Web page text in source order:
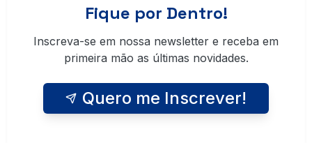
Fique por Dentro!
Inscreva-se em nossa newsletter e receba em
primeira mão as últimas novidades.
Quero me Inscrever!